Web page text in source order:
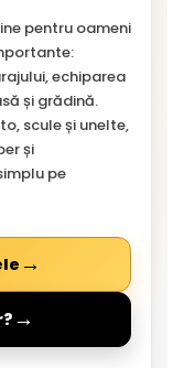
pentru oameni
echiparea
și grădină.
scule și unelte,
și
pe
→
→